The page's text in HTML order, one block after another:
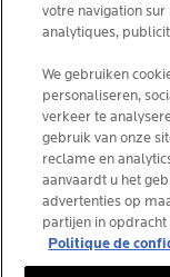
KIES JOUW LAND
La Roche-Posay
86270 La Roche-
*IQVIA NPA,
votre navigation
analytiques,
We gebruiken
personaliseren,
verkeer te
gebruik van onze
reclame en
aanvaardt u het
advertenties op
partijen in opdracht
Politique de